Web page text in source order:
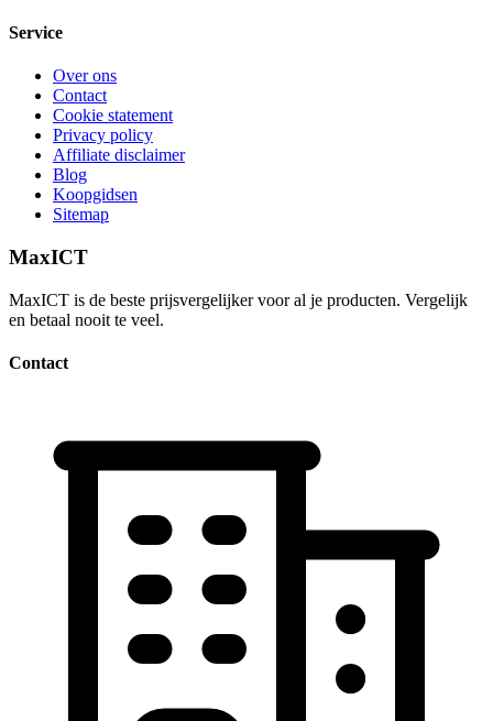
Service
Over ons
Contact
Cookie statement
Privacy policy
Affiliate disclaimer
Blog
Koopgidsen
Sitemap
MaxICT
MaxICT is de beste prijsvergelijker voor al je producten. Vergelijk
en betaal nooit te veel.
Contact